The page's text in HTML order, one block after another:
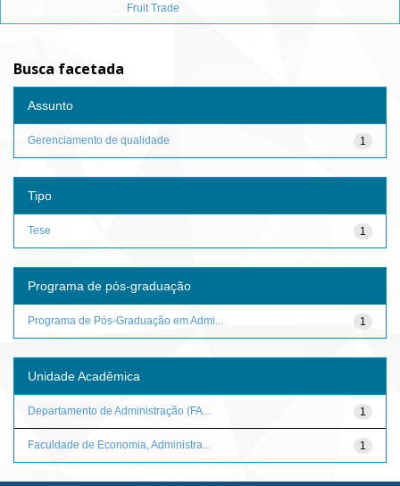
Fruit Trade
Busca facetada
Assunto
1
Gerenciamento de qualidade
Tipo
1
Tese
Programa de pós-graduação
1
Programa de Pós-Graduação em Admi...
Unidade Acadêmica
1
Departamento de Administração (FA...
1
Faculdade de Economia, Administra...